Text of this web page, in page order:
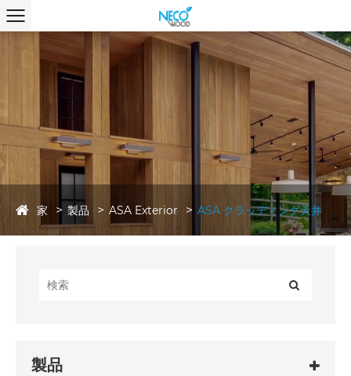
家 製品 ASA Exterior ASA クラッディング天井
製品